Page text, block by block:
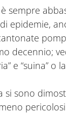
sempre
epidemie,
decennio;
e “suina” o la
si sono